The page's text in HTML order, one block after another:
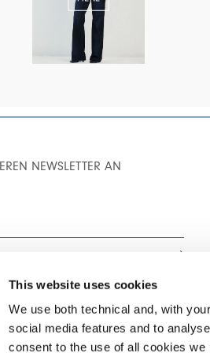
This website uses cookies
We use both technical and, with
social media features and to
consent to the use of all cookies
NEWSLETTER AN
Datenschutzrichtlinie vollständig zu lesen.